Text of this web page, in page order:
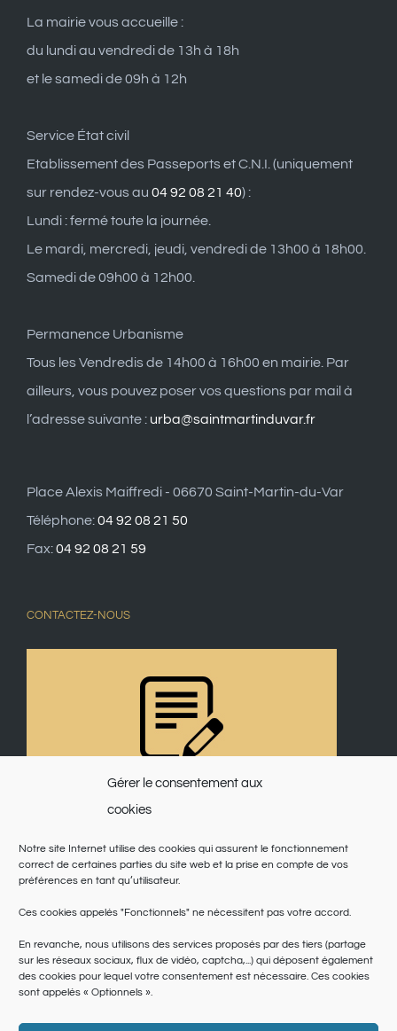
Gérer le consentement aux
cookies
Notre site Internet utilise des cookies qui assurent le fonctionnement
correct de certaines parties du site web et la prise en compte de vos
préférences en tant qu’utilisateur.
Ces cookies appelés "Fonctionnels" ne nécessitent pas votre accord.
En revanche, nous utilisons des services proposés par des tiers (partage
sur les réseaux sociaux, flux de vidéo, captcha,...) qui déposent également
des cookies pour lequel votre consentement est nécessaire. Ces cookies
sont appelés « Optionnels ».
La mairie vous accueille :
du lundi au vendredi de 13h à 18h
et le samedi de 09h à 12h
Service État civil
Etablissement des Passeports et C.N.I. (uniquement
sur rendez-vous au 04 92 08 21 40) :
Lundi : fermé toute la journée.
Le mardi, mercredi, jeudi, vendredi de 13h00 à 18h00.
Samedi de 09h00 à 12h00.
Permanence Urbanisme
Tous les Vendredis de 14h00 à 16h00 en mairie. Par
ailleurs, vous pouvez poser vos questions par mail à
l’adresse suivante : urba@saintmartinduvar.fr
Place Alexis Maiffredi - 06670 Saint-Martin-du-Var
Téléphone:04 92 08 21 50
Fax:04 92 08 21 59
CONTACTEZ-NOUS